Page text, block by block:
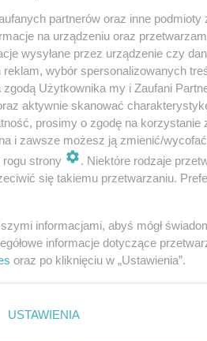
śmiertelny cios. Dwie inne
partnerów oraz inne
na urządzeniu oraz
wysyłane przez urządzenie czy
wybór spersonalizowanych
zgodą Użytkownika my i Zaufani
aktywnie skanować
prosimy o zgodę na korzystanie
i zawsze możesz ją zmienić/
strony
. Niektóre rodzaje
się takiemu przetwarzaniu.
informacjami, abyś mógł
informacje dotyczące
oraz po kliknięciu w „Ustawienia”.
USTAWIENIA